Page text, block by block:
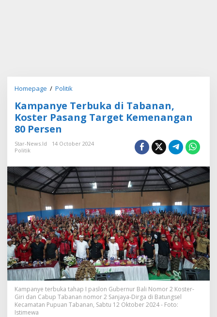
Homepage / Politik
m
p
a
y
e
r
b
u
a
d
i
T
a
b
a
n
a
n
,
K
Kampanye Terbuka di Tabanan,
Koster Pasang Target Kemenangan
80 Persen
Star-News.id
14 October 2024
Politik
Kampanye terbuka tahap I paslon Gubernur Bali Nomor 2 Koster-
Giri dan Cabup Tabanan nomor 2 Sanjaya-Dirga di Batungsel
Kecamatan Pupuan Tabanan, Sabtu 12 Oktober 2024 - Foto:
Istimewa